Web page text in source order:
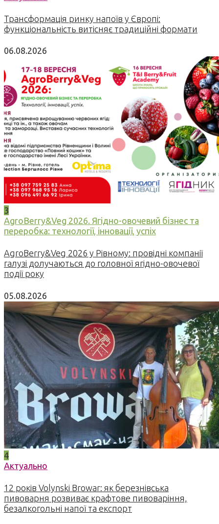
Трансформація ринку напоїв у Європі:
функціональність витісняє традиційні формати
06.08.2026
3
AgroBerry&Veg 2026. Ягідно-овочевий бізнес та
переробка: технології, інновації, успіх
AgroBerry&Veg 2026 у Рівному: провідні компанії
галузі долучаються до головної ягідно-овочевої
події року
05.08.2026
4
Актуально
12 років Volynski Browar: як березнівська
пивоварня розвиває крафтове пивоваріння,
безалкогольні напої та експорт